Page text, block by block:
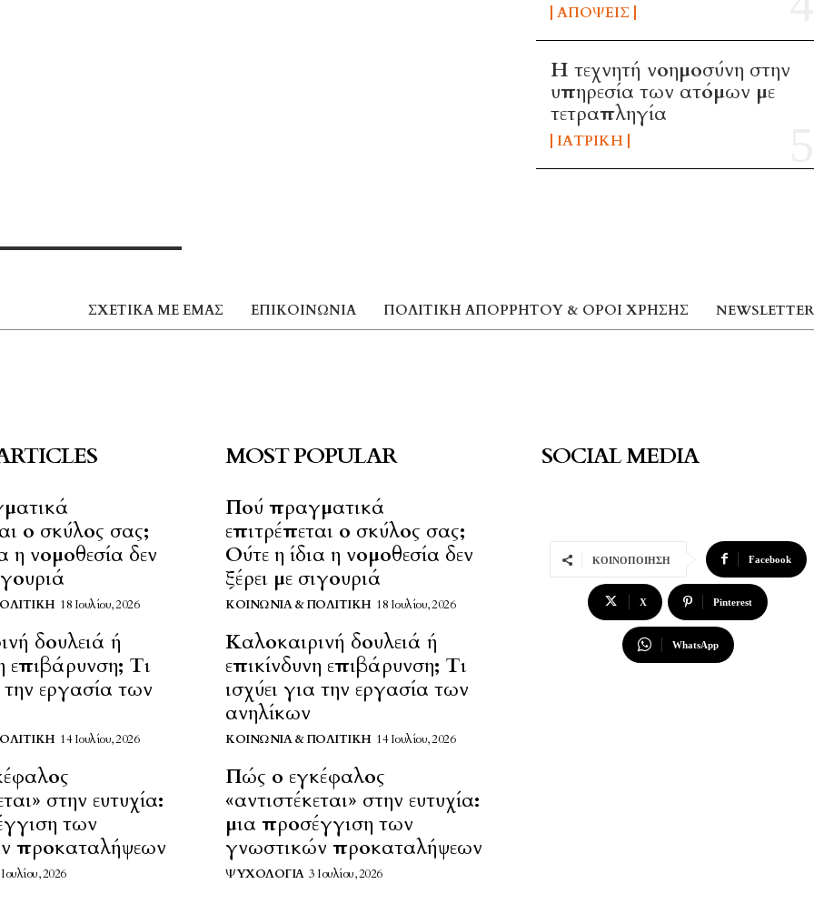
ΑΠΌΨΕΙΣ
H τεχνητή νοημοσύνη στην
υπηρεσία των ατόμων με
τετραπληγία
ΙΑΤΡΙΚΉ
ΣΧΕΤΙΚΆ ΜΕ ΕΜΆΣ ΕΠΙΚΟΙΝΩΝΊΑ ΠΟΛΙΤΙΚΉ ΑΠΟΡΡΉΤΟΥ & ΌΡΟΙ ΧΡΉΣΗΣ NEWSLETTER
ο σκύλος σας;
η νομοθεσία δεν
18 Ιουλίου, 2026
δουλειά ή
επιβάρυνση; Τι
την εργασία των
14 Ιουλίου, 2026
στην ευτυχία:
των
προκαταλήψεων
2026
MOST POPULAR
Πού πραγματικά
επιτρέπεται ο σκύλος σας;
Ούτε η ίδια η νομοθεσία δεν
ξέρει με σιγουριά
ΚΟΙΝΩΝΊΑ & ΠΟΛΙΤΙΚΉ 18 Ιουλίου, 2026
Καλοκαιρινή δουλειά ή
επικίνδυνη επιβάρυνση; Τι
ισχύει για την εργασία των
ανηλίκων
ΚΟΙΝΩΝΊΑ & ΠΟΛΙΤΙΚΉ 14 Ιουλίου, 2026
Πώς ο εγκέφαλος
«αντιστέκεται» στην ευτυχία:
μια προσέγγιση των
γνωστικών προκαταλήψεων
ΨΥΧΟΛΟΓΊΑ 3 Ιουλίου, 2026
SOCIAL MEDIA
ΚΟΙΝΟΠΟΊΗΣΗ Facebook
X Pinterest
WhatsApp